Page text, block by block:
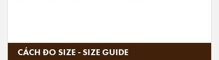
CÁCH ĐO SIZE - SIZE GUIDE